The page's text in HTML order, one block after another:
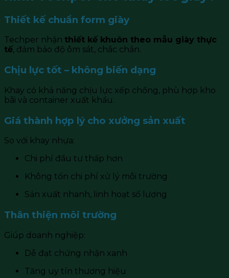
Thiết kế chuẩn form giày
Techper nhận thiết kế khuôn theo mẫu giày thực
tế, đảm bảo độ ôm sát, chắc chắn.
Chịu lực tốt – không biến dạng
Khay có khả năng chịu lực xếp chồng, phù hợp kho
bãi và container xuất khẩu.
Giá thành hợp lý cho xưởng sản xuất
So với khay nhựa:
Chi phí đầu tư thấp hơn
Không tốn chi phí xử lý môi trường
Sản xuất nhanh, linh hoạt số lượng
Thân thiện môi trường
Giúp doanh nghiệp:
Dễ đạt chứng nhận xanh
Tăng uy tín thương hiệu